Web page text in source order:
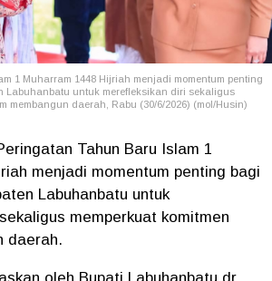
1 Muharram 1448 Hijriah menjadi momentum penting
Labuhanbatu untuk merefleksikan diri sekaligus
membangun daerah, Rabu (30/6/2026) (mol/Husin)
Tahun Baru Islam 1
menjadi momentum penting bagi
Labuhanbatu untuk
memperkuat komitmen
daerah.